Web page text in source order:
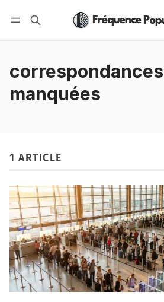
Nous soutenir
correspondances
manquées
1 ARTICLE